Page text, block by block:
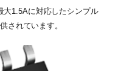
大1.5Aに対応したシンプル
されています。